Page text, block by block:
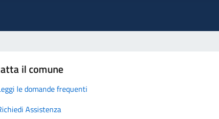
il comune
le domande frequenti
Assistenza